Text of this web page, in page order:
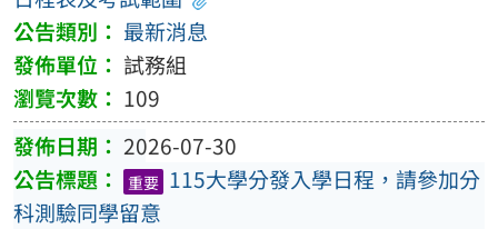
最新消息
試務組
109
2026-07-30
重要 115大學分發入學日程，請參加分
科測驗同學留意